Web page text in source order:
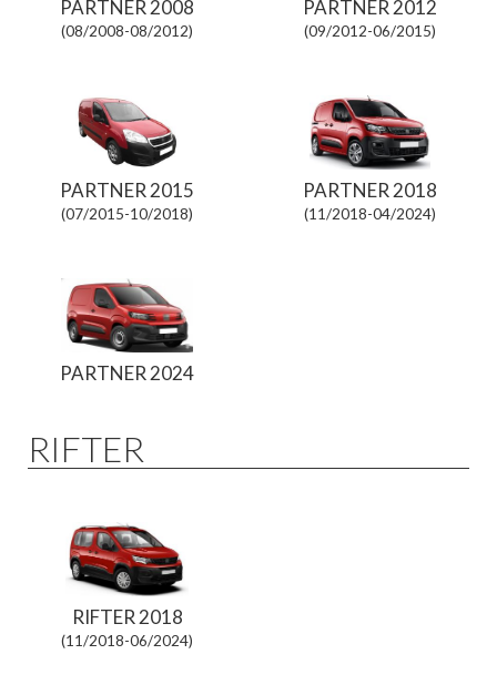
PARTNER 2008
(08/2008-08/2012)
PARTNER 2012
(09/2012-06/2015)
PARTNER 2015
(07/2015-10/2018)
PARTNER 2018
(11/2018-04/2024)
PARTNER 2024
RIFTER
RIFTER 2018
(11/2018-06/2024)